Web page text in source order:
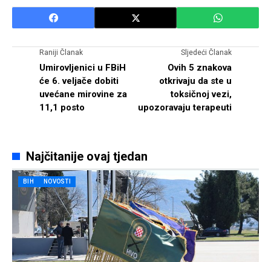
Raniji Članak
Umirovljenici u FBiH
će 6. veljače dobiti
uvećane mirovine za
11,1 posto
Sljedeći Članak
Ovih 5 znakova
otkrivaju da ste u
toksičnoj vezi,
upozoravaju terapeuti
Najčitanije ovaj tjedan
BIH NOVOSTI